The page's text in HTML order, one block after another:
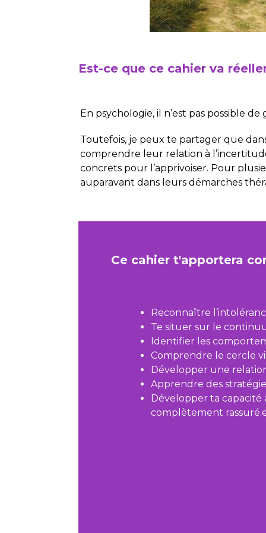
Est-ce que ce cahier va
En psychologie, il n’est pas possible
Toutefois, je peux te partager que
comprendre leur relation à
concrets pour l’apprivoiser. Pour
auparavant dans leurs démarches
Ce cahier t'apportera
Reconnaître
Te situer sur le
Identifier les
Comprendre le cercle
Développer une
Apprendre des
Développer ta capacité
complètement